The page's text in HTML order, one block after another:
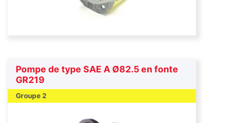
Pompe de type SAE A Ø82.5 en fonte
GR219
Groupe 2